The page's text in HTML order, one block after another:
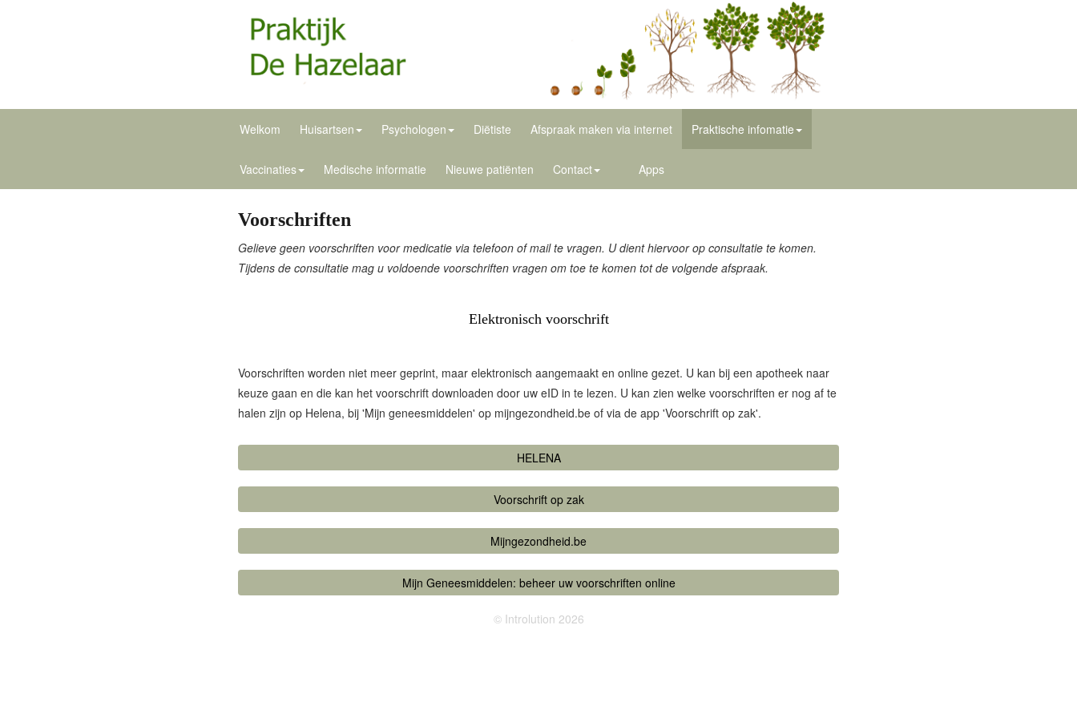
Welkom Huisartsen Psychologen Diëtiste Afspraak maken via internet Praktische infomatie
Vaccinaties Medische informatie Nieuwe patiënten Contact Apps
Voorschriften
Gelieve geen voorschriften voor medicatie via telefoon of mail te vragen. U dient hiervoor op consultatie te komen.
Tijdens de consultatie mag u voldoende voorschriften vragen om toe te komen tot de volgende afspraak.
Elektronisch voorschrift
Voorschriften worden niet meer geprint, maar elektronisch aangemaakt en online gezet. U kan bij een apotheek naar
keuze gaan en die kan het voorschrift downloaden door uw eID in te lezen. U kan zien welke voorschriften er nog af te
halen zijn op Helena, bij 'Mijn geneesmiddelen' op mijngezondheid.be of via de app 'Voorschrift op zak'.
HELENA
Voorschrift op zak
Mijngezondheid.be
Mijn Geneesmiddelen: beheer uw voorschriften online
© Introlution 2026